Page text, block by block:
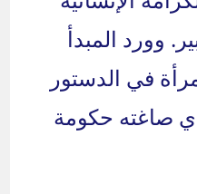
وورد المبدأ
في الدستور
صاغته حكومة